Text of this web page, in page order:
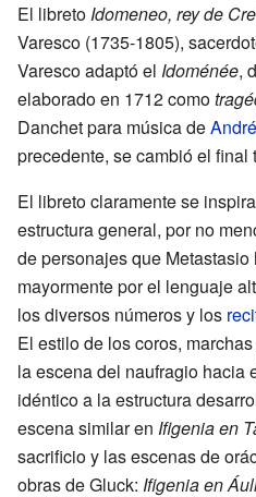
El libreto Idomeneo, rey de
Varesco (1735-1805),
Varesco adaptó el Idoménée,
elaborado en 1712 como
Danchet para música de
precedente, se cambió el final
El libreto claramente se
estructura general, por no
de personajes que
mayormente por el lenguaje
los diversos números y los
El estilo de los coros,
la escena del naufragio hacia
idéntico a la estructura
escena similar en Ifigenia en
sacrificio y las escenas de
obras de Gluck: Ifigenia en